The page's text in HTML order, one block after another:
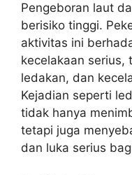
Pengeboran laut
berisiko tinggi.
aktivitas ini
kecelakaan serius,
ledakan, dan
Kejadian seperti
tidak hanya
tetapi juga
dan luka serius